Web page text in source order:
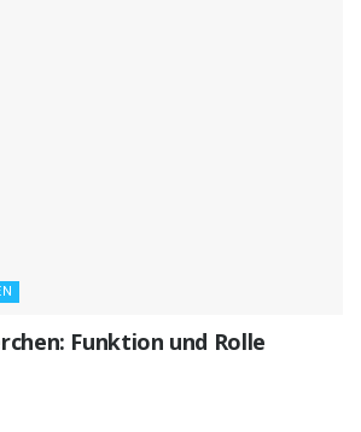
Funktion und Rolle